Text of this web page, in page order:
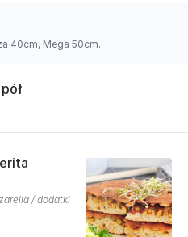
40cm, Mega 50cm.
/ dodatki